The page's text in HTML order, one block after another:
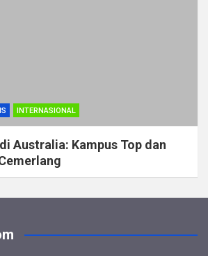
INTERNASIONAL
Australia: Kampus Top dan